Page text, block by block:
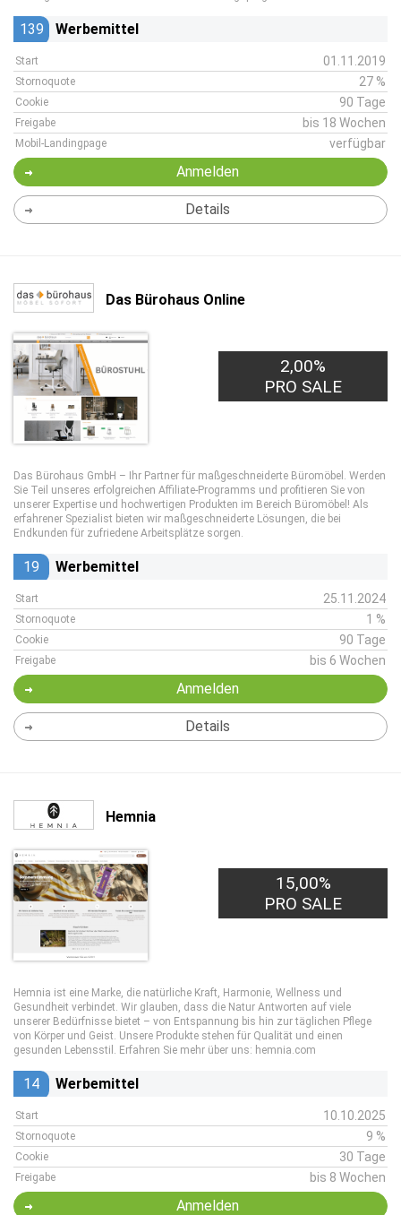
139 Werbemittel
Start 01.11.2019
Stornoquote 27 %
Cookie 90 Tage
Freigabe bis 18 Wochen
Mobil-Landingpage verfügbar
Anmelden
Details
Das Bürohaus Online
2,00%
PRO SALE
Das Bürohaus GmbH – Ihr Partner für maßgeschneiderte Büromöbel. Werden
Sie Teil unseres erfolgreichen Affiliate-Programms und profitieren Sie von
unserer Expertise und hochwertigen Produkten im Bereich Büromöbel! Als
erfahrener Spezialist bieten wir maßgeschneiderte Lösungen, die bei
Endkunden für zufriedene Arbeitsplätze sorgen.
19 Werbemittel
Start 25.11.2024
Stornoquote 1 %
Cookie 90 Tage
Freigabe bis 6 Wochen
Anmelden
Details
Hemnia
15,00%
PRO SALE
Hemnia ist eine Marke, die natürliche Kraft, Harmonie, Wellness und
Gesundheit verbindet. Wir glauben, dass die Natur Antworten auf viele
unserer Bedürfnisse bietet – von Entspannung bis hin zur täglichen Pflege
von Körper und Geist. Unsere Produkte stehen für Qualität und einen
gesunden Lebensstil. Erfahren Sie mehr über uns: hemnia.com
14 Werbemittel
Start 10.10.2025
Stornoquote 9 %
Cookie 30 Tage
Freigabe bis 8 Wochen
Anmelden